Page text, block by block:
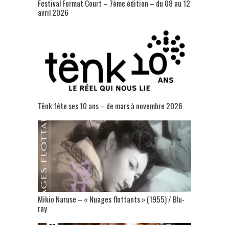
Festival Format Court – 7ème édition – du 08 au 12
avril 2026
Tënk fête ses 10 ans – de mars à novembre 2026
Mikio Naruse – « Nuages flottants » (1955) / Blu-
ray